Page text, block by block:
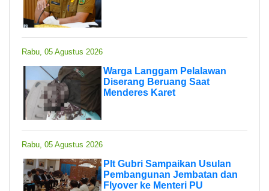
Rabu, 05 Agustus 2026
Warga Langgam Pelalawan
Diserang Beruang Saat
Menderes Karet
Rabu, 05 Agustus 2026
Plt Gubri Sampaikan Usulan
Pembangunan Jembatan dan
Flyover ke Menteri PU